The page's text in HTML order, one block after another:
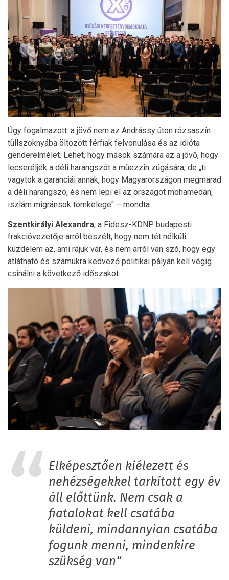
Úgy fogalmazott: a jövő nem az Andrássy úton rózsaszín
tüllszoknyába öltözött férfiak felvonulása és az idióta
genderelmélet. Lehet, hogy mások számára az a jövő, hogy
lecseréljék a déli harangszót a müezzin zúgására, de „ti
vagytok a garanciái annak, hogy Magyarországon megmarad
a déli harangszó, és nem lepi el az országot mohamedán,
iszlám migránsok tömkelege" – mondta.
Szentkirályi Alexandra, a Fidesz-KDNP budapesti
frakcióvezetője arról beszélt, hogy nem tét nélküli
küzdelem az, ami rájuk vár, és nem arról van szó, hogy egy
átlátható és számukra kedvező politikai pályán kell végig
csinálni a következő időszakot.
Elképesztően kiélezett és
nehézségekkel tarkított egy év
áll előttünk. Nem csak a
fiatalokat kell csatába
küldeni, mindannyian csatába
fogunk menni, mindenkire
szükség van“